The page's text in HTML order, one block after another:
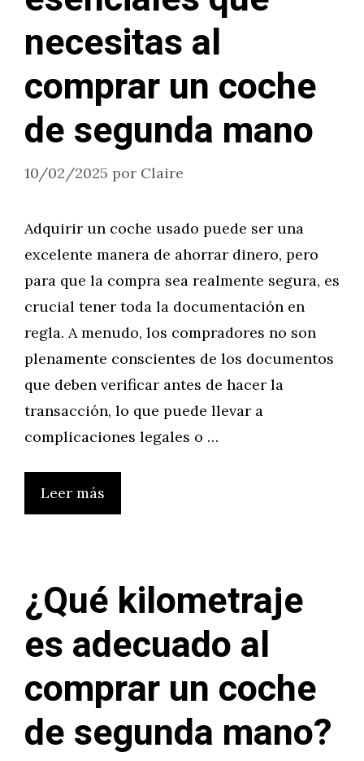
necesitas al
comprar un coche
de segunda mano
10/02/2025 por Claire
Adquirir un coche usado puede ser una
excelente manera de ahorrar dinero, pero
para que la compra sea realmente segura, es
crucial tener toda la documentación en
regla. A menudo, los compradores no son
plenamente conscientes de los documentos
que deben verificar antes de hacer la
transacción, lo que puede llevar a
complicaciones legales o …
Leer más
¿Qué kilometraje
es adecuado al
comprar un coche
de segunda mano?